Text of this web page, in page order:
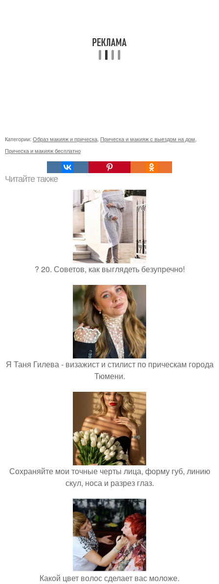
Категории: Образ макияж и прическа Прическа и макияж с выездом на дом
Прическа и макияж бесплатно
Читайте также
? 20. Советов, как выглядеть безупречно!
Я Таня Гилева - визажист и стилист по прическам города
Тюмени.
Сохраняйте мои точные черты лица, форму губ, линию
скул, носа и разрез глаз.
Какой цвет волос сделает вас моложе.